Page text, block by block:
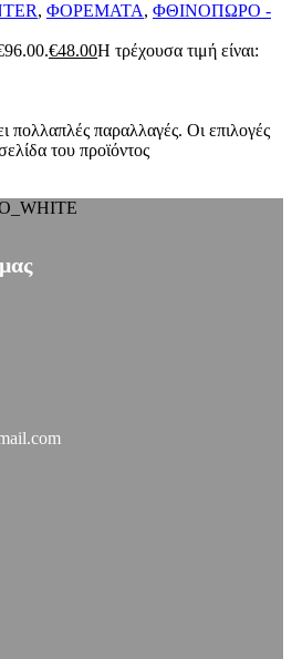
, ΦΟΡΕΜΑΤΑ, ΦΘΙΝΟΠΩΡΟ -
€48.00Η τρέχουσα τιμή είναι:
πολλαπλές παραλλαγές. Οι επιλογές
του προϊόντος